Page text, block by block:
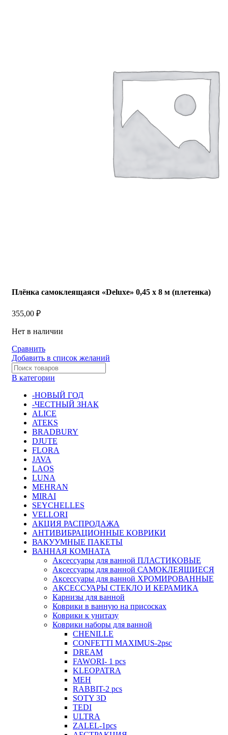
Плёнка самоклеящаяся «Deluxe» 0,45 х 8 м (плетенка)
355,00 ₽
Нет в наличии
Сравнить
Добавить в список желаний
В категории
-НОВЫЙ ГОД
-ЧЕСТНЫЙ ЗНАК
ALICE
ATEKS
BRADBURY
DJUTE
FLORA
JAVA
LAOS
LUNA
MEHRAN
MIRAI
SEYCHELLES
VELLORI
АКЦИЯ РАСПРОДАЖА
АНТИВИБРАЦИОННЫЕ КОВРИКИ
ВАКУУМНЫЕ ПАКЕТЫ
ВАННАЯ КОМНАТА
Аксессуары для ванной ПЛАСТИКОВЫЕ
Аксессуары для ванной САМОКЛЕЯЩИЕСЯ
Аксессуары для ванной ХРОМИРОВАННЫЕ
АКСЕССУАРЫ СТЕКЛО И КЕРАМИКА
Карнизы для ванной
Коврики в ванную на присосках
Коврики к унитазу
Коврики наборы для ванной
CHENILLE
CONFETTI MAXIMUS-2psc
DREAM
FAWORI- 1 pcs
KLEOPATRA
MEH
RABBIT-2 pcs
SOTY 3D
TEDI
ULTRA
ZALEL-1pcs